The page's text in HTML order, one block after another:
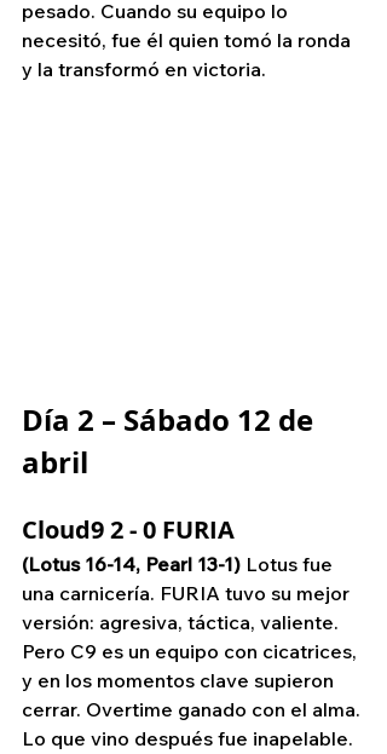
pesado. Cuando su equipo lo
necesitó, fue él quien tomó la ronda
y la transformó en victoria.
Día 2 – Sábado 12 de
abril
Cloud9 2 - 0 FURIA
(Lotus 16-14, Pearl 13-1) Lotus fue
una carnicería. FURIA tuvo su mejor
versión: agresiva, táctica, valiente.
Pero C9 es un equipo con cicatrices,
y en los momentos clave supieron
cerrar. Overtime ganado con el alma.
Lo que vino después fue inapelable.